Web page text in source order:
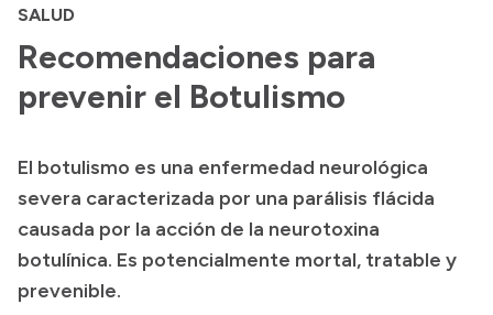
Consejos locales
Transparencia
Boletín Oficial
Compras y licitaciones
SALUD
Recomendaciones para
prevenir el Botulismo
El botulismo es una enfermedad neurológica
severa caracterizada por una parálisis flácida
causada por la acción de la neurotoxina
botulínica. Es potencialmente mortal, tratable y
prevenible.